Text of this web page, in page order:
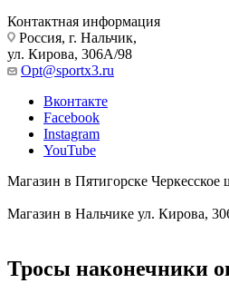
Контактная информация
Россия, г. Нальчик,
ул. Кирова, 306А/98
Opt@sportx3.ru
Вконтакте
Facebook
Instagram
YouTube
Магазин в Пятигорске Черкесское
Магазин в Нальчике ул. Кирова,
Тросы наконечники